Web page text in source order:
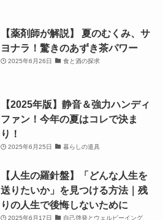
【薬剤師が解説】 夏のむくみ、サ
ヨナラ！驚きのあずき茶パワー
2025年6月26日 食と酒の探求
【2025年版】静音＆強力ハンディ
ファン！今年の夏はコレで決ま
り！
2025年6月25日 暮らしの道具
【人生の羅針盤】「どんな人生を
送りたいか」を見つける方法｜残
りの人生で後悔しないために
2025年6月17日 自己啓発とウェルビーイング